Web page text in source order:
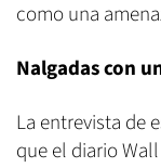
como una
Nalgadas con
La entrevista de
que el diario